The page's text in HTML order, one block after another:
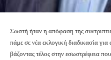
Σωστή ήταν η απόφαση της
πάμε σε νέα εκλογική διαδικασία
βάζοντας τέλος στην εσωστρέφεια